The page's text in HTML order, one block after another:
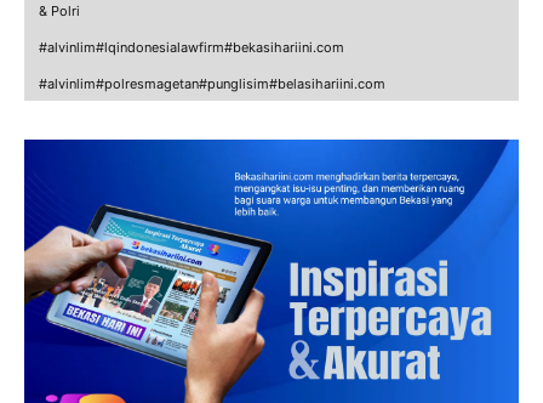
& Polri
#alvinlim#lqindonesialawfirm#bekasihariini.com
#alvinlim#polresmagetan#punglisim#belasihariini.com